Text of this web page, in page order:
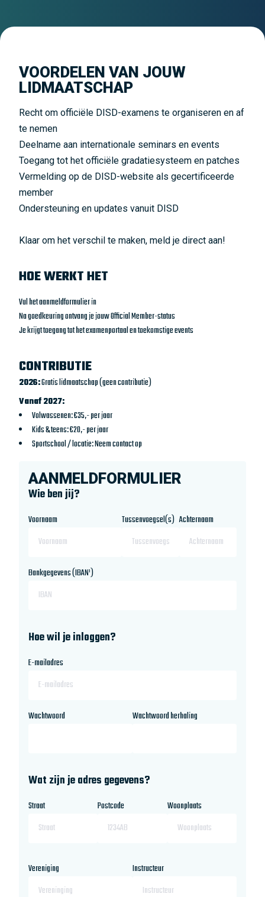
VOORDELEN VAN JOUW
LIDMAATSCHAP
Recht om officiële DISD-examens te organiseren en af
te nemen
Deelname aan internationale seminars en events
Toegang tot het officiële gradatiesysteem en patches
Vermelding op de DISD-website als gecertificeerde
member
Ondersteuning en updates vanuit DISD
Klaar om het verschil te maken, meld je direct aan!
HOE WERKT HET
Vul het aanmeldformulier in
Na goedkeuring ontvang je jouw Official Member-status
Je krijgt toegang tot het examenportaal en toekomstige events
CONTRIBUTIE
2026:Gratis lidmaatschap (geen contributie)
Vanaf 2027:
Volwassenen: €35,- per jaar
Kids & teens: €20,- per jaar
Sportschool / locatie: Neem contact op
AANMELDFORMULIER
Wie ben jij?
Voornaam Tussenvoegsel(s) Achternaam
Bankgegevens (IBAN¹)
Hoe wil je inloggen?
E-mailadres
Wachtwoord Wachtwoord herhaling
Wat zijn je adres gegevens?
Straat Postcode Woonplaats
Vereniging Instructeur